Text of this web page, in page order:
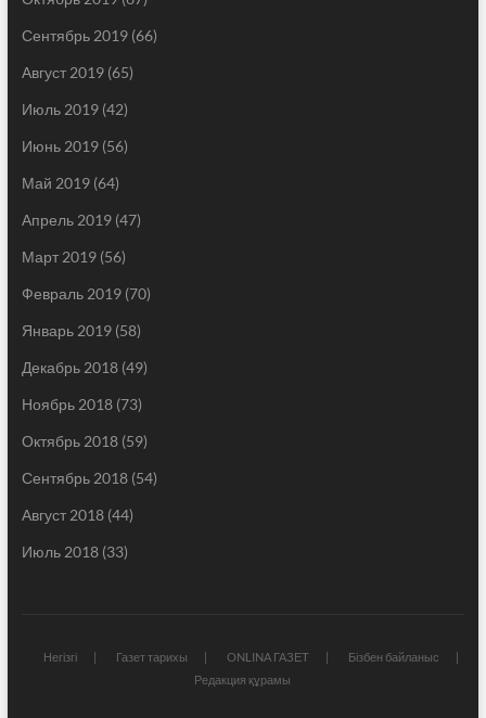
Сентябрь 2019(66)
Август 2019(65)
Июль 2019(42)
Июнь 2019(56)
Май 2019(64)
Апрель 2019(47)
Март 2019(56)
Февраль 2019(70)
Январь 2019(58)
Декабрь 2018(49)
Ноябрь 2018(73)
Октябрь 2018(59)
Сентябрь 2018(54)
Август 2018(44)
Июль 2018(33)
Негізгі Газет тарихы ONLINA ГАЗЕТ
Бізбен байланыс
Редакция құрамы